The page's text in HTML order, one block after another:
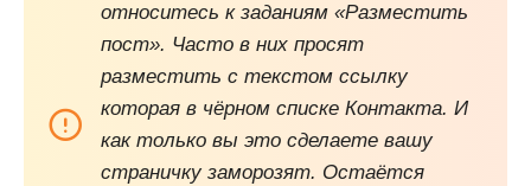
относитесь к заданиям «Разместить
пост». Часто в них просят
разместить с текстом ссылку
которая в чёрном списке Контакта. И
как только вы это сделаете вашу
страничку заморозят. Остаётся